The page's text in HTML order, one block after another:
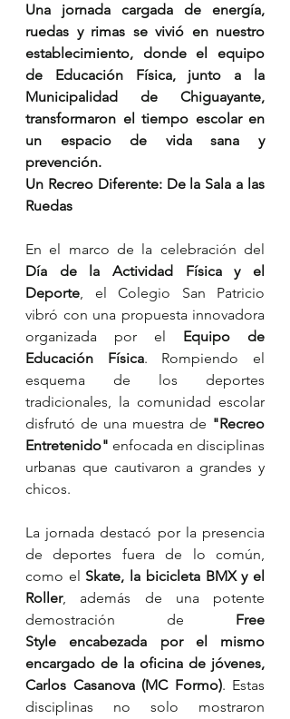
Una jornada cargada de energía,
ruedas y rimas se vivió en nuestro
establecimiento, donde el equipo
de Educación Física, junto a la
Municipalidad de Chiguayante,
transformaron el tiempo escolar en
un espacio de vida sana y
prevención.
Un Recreo Diferente: De la Sala a las
Ruedas
Día de la Actividad Física y el
Deporte, el Colegio San Patricio
vibró con una propuesta innovadora
organizada por el Equipo de
Educación Física. Rompiendo el
esquema de los deportes
tradicionales, la comunidad escolar
disfrutó de una muestra de "Recreo
Entretenido" enfocada en disciplinas
urbanas que cautivaron a grandes y
chicos.
La jornada destacó por la presencia
de deportes fuera de lo común,
como el Skate, la bicicleta BMX y el
Roller, además de una potente
demostración de Free
Style encabezada por el mismo
encargado de la oficina de jóvenes,
Carlos Casanova (MC Formo). Estas
disciplinas no solo mostraron